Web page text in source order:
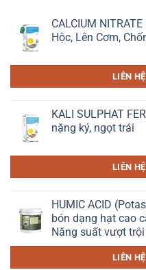
CALCIUM
Hộc, Lên Cơm,
LIÊN
KALI SULPHAT
nặng ký, ngọt trái
LIÊN
HUMIC ACID
bón dạng hạt cao
Năng suất vượt trội
LIÊN